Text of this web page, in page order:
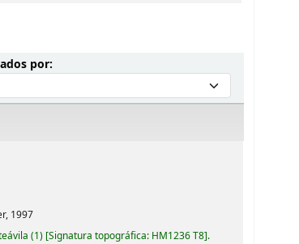
por:Ordenar por:
1997
(1) Signatura topográfica: HM1236 T8 .